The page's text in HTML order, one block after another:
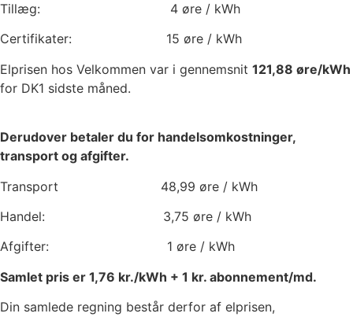
Tillæg: 4 øre / kWh
Certifikater: 15 øre / kWh
Elprisen hos Velkommen var i gennemsnit 121,88 øre/kWh
for DK1 sidste måned.
Derudover betaler du for handelsomkostninger,
transport og afgifter.
Transport 48,99 øre / kWh
Handel: 3,75 øre / kWh
Afgifter: 1 øre / kWh
Samlet pris er 1,76 kr./kWh + 1 kr. abonnement/md.
Din samlede regning består derfor af elprisen,